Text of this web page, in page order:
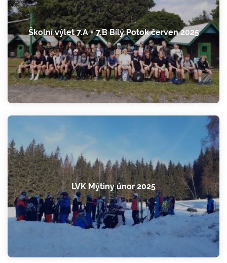
Školní výlet 7.A + 7.B Bílý Potok červen 2025
LVK Mýtiny únor 2025